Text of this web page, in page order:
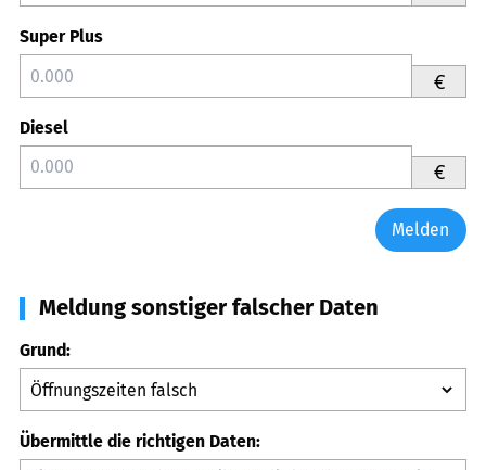
Super Plus
€
Diesel
€
Melden
Meldung sonstiger falscher Daten
Grund:
Übermittle die richtigen Daten: